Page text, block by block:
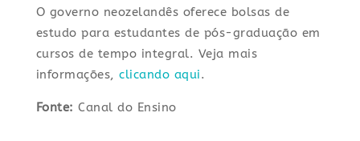
O governo neozelandês oferece bolsas de
estudo para estudantes de pós-graduação em
cursos de tempo integral. Veja mais
informações,clicando aqui.
Fonte: Canal do Ensino